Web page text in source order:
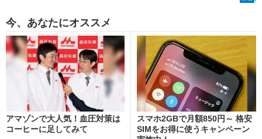
今、あなたにオススメ
アマゾンで大人気！血圧対策は
コーヒーに足してみて
スマホ2GBで月額850円～ 格安
SIMをお得に使うキャンペーン